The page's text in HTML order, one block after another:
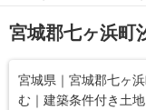
宮城郡七ヶ浜町
宮城県｜宮城郡七ヶ
む｜建築条件付き土